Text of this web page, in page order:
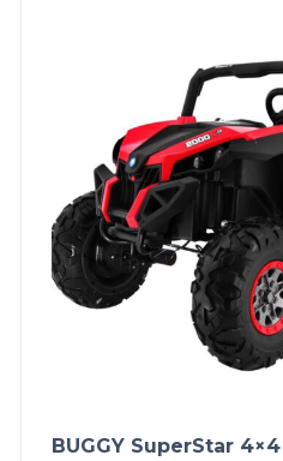
BUGGY SuperStar 4×4